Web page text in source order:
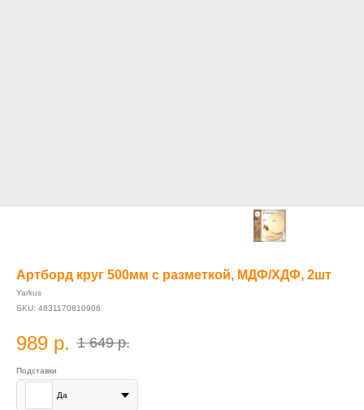
Артборд круг 500мм с разметкой, МДФ/ХДФ, 2шт
Yarkus
SKU: 4631170810906
989 р. 1 649 р.
Подставки
Да